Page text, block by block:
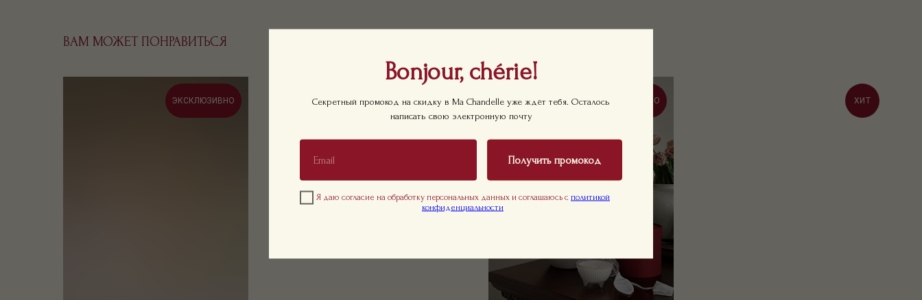
ВАМ МОЖЕТ ПОНРАВИТЬСЯ
ЭКСКЛЮЗИВНО ЭКСКЛЮЗИВНО ЭКСКЛЮЗИВНО ХИТ
Bonjour, chérie!
Секретный промокод на скидку в Ma Chandelle уже ждёт тебя. Осталось
написать свою электронную почту
Я даю согласие на обработку персональных данных и соглашаюсь с политикой
конфиденциальности
Получить промокод